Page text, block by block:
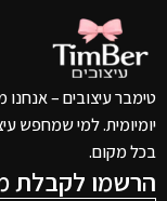
טימבר עיצובים – אנחנו
יומיומית. למי שמחפש
בכל מקום.
הרשמו לקבלת